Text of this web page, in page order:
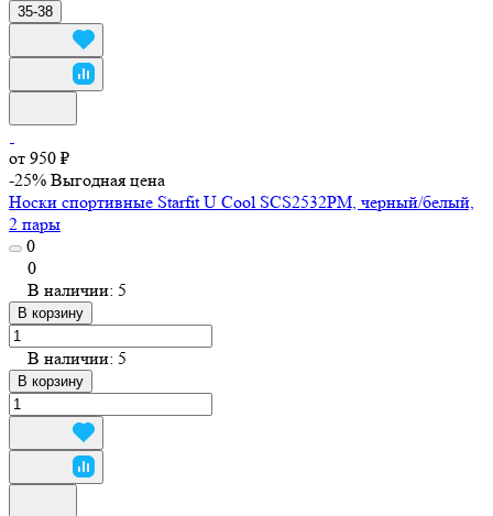
35-38
от 950 ₽
-25% Выгодная цена
Носки спортивные Starfit U Cool SCS2532PM, черный/белый,
2 пары
0
0
В наличии: 5
В корзину
В наличии: 5
В корзину